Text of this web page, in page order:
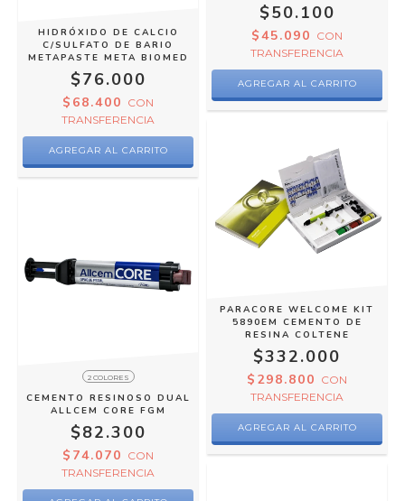
HIDRÓXIDO DE CALCIO
C/SULFATO DE BARIO
METAPASTE META BIOMED
$76.000
$68.400 CON
TRANSFERENCIA
$50.100
$45.090 CON
TRANSFERENCIA
2 COLORES
CEMENTO RESINOSO DUAL
ALLCEM CORE FGM
$82.300
$74.070 CON
TRANSFERENCIA
PARACORE WELCOME KIT
5890EM CEMENTO DE
RESINA COLTENE
$332.000
$298.800 CON
TRANSFERENCIA